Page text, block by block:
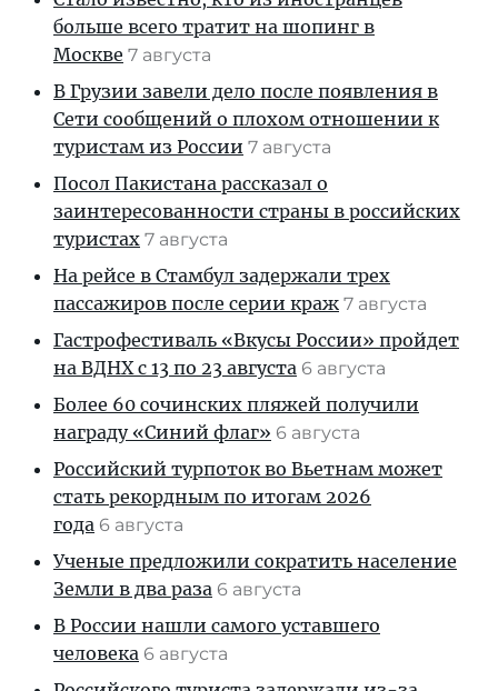
больше всего тратит на шопинг в
Москве 7 августа
В Грузии завели дело после появления в
Сети сообщений о плохом отношении к
туристам из России 7 августа
Посол Пакистана рассказал о
заинтересованности страны в российских
туристах 7 августа
На рейсе в Стамбул задержали трех
пассажиров после серии краж 7 августа
Гастрофестиваль «Вкусы России» пройдет
на ВДНХ с 13 по 23 августа 6 августа
Более 60 сочинских пляжей получили
награду «Синий флаг» 6 августа
Российский турпоток во Вьетнам может
стать рекордным по итогам 2026
года 6 августа
Ученые предложили сократить население
Земли в два раза 6 августа
В России нашли самого уставшего
человека 6 августа